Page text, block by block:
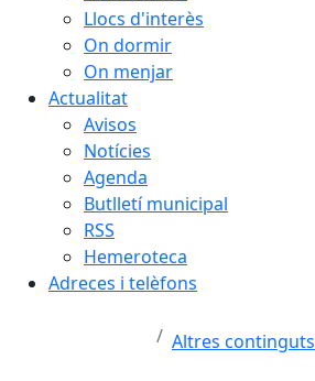
Llocs d'interès
On dormir
On menjar
Actualitat
Avisos
Notícies
Agenda
Butlletí municipal
RSS
Hemeroteca
Adreces i telèfons
Altres continguts